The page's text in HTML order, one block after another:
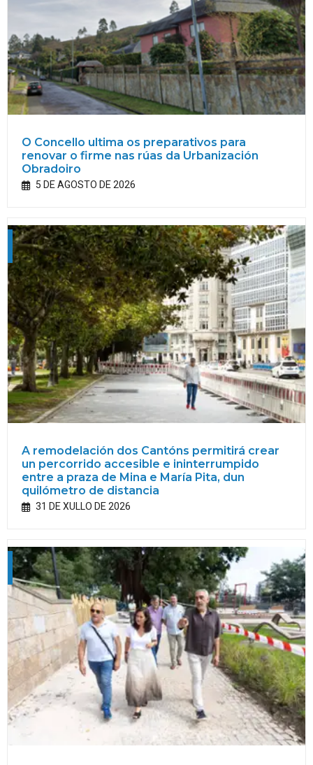
O Concello ultima os preparativos para
renovar o firme nas rúas da Urbanización
Obradoiro
5 DE AGOSTO DE 2026
A remodelación dos Cantóns permitirá crear
un percorrido accesible e ininterrumpido
entre a praza de Mina e María Pita, dun
quilómetro de distancia
31 DE XULLO DE 2026